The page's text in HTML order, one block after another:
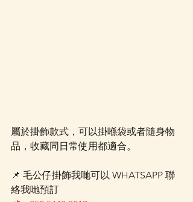
屬於掛飾款式，可以掛喺袋或者隨身物
品，收藏同日常使用都適合。
📌 毛公仔掛飾我哋可以 WHATSAPP 聯
絡我哋預訂